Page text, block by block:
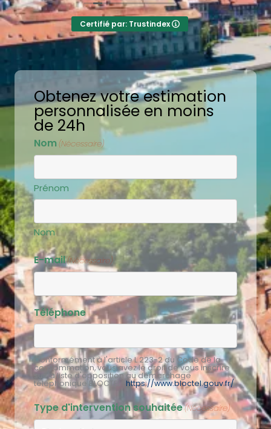
Certifié par: Trustindex
Obtenez votre estimation
personnalisée en moins
de 24h
Nom(Nécessaire)
Prénom
Nom
E-mail(Nécessaire)
Téléphone
Conformément à l'article L.223-2 du Code de la
consommation, vous avez le droit de vous inscrire
sur la liste d'opposition au démarchage
téléphonique BLOCTEL : https://www.bloctel.gouv.fr/
Type d'intervention souhaitée(Nécessaire)